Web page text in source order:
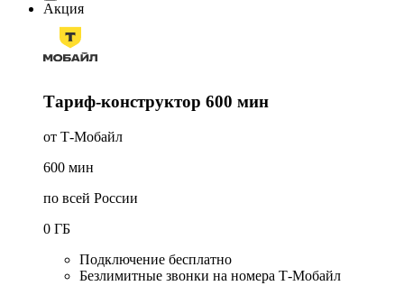
Акция
Тариф-конструктор 600 мин
от Т-Мобайл
600 мин
по всей России
0 ГБ
Подключение бесплатно
Безлимитные звонки на номера Т-Мобайл